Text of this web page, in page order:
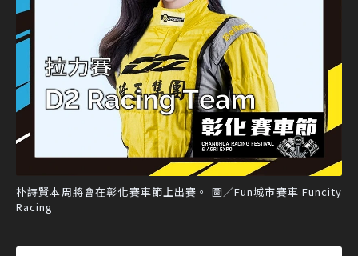
朴詩賢本周將會在彰化賽車節上出賽。 圖／Fun城市賽車 Funcity
Racing